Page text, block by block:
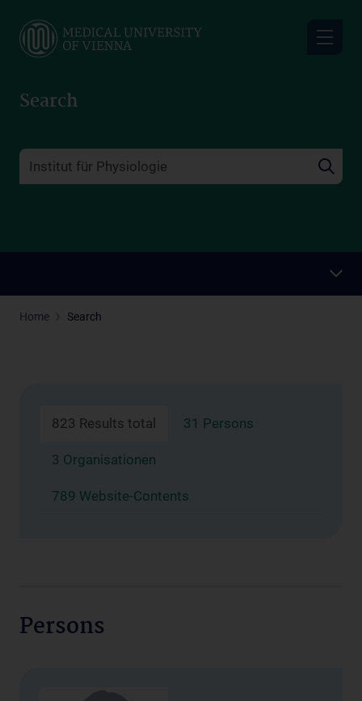
main
Search
Home Search
823 Results total 31 Persons
3 Organisationen
789 Website-Contents
Persons